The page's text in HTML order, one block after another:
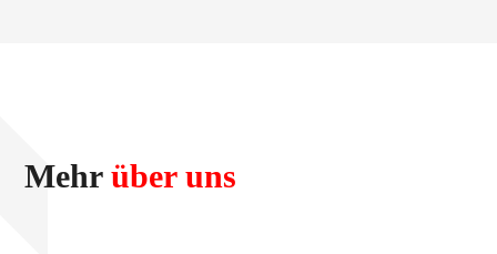
Mehrüber uns